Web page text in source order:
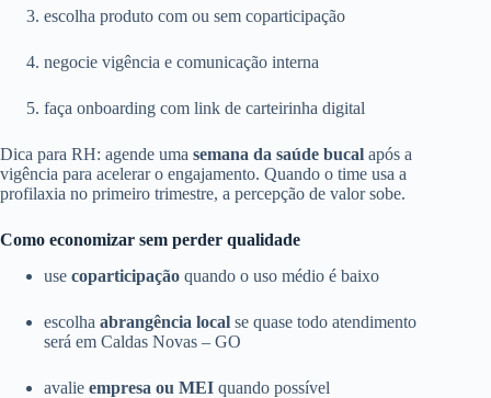
escolha produto com ou sem coparticipação
negocie vigência e comunicação interna
faça onboarding com link de carteirinha digital
Dica para RH: agende uma semana da saúde bucal após a
vigência para acelerar o engajamento. Quando o time usa a
profilaxia no primeiro trimestre, a percepção de valor sobe.
Como economizar sem perder qualidade
use coparticipação quando o uso médio é baixo
escolha abrangência local se quase todo atendimento
será em Caldas Novas – GO
avalie empresa ou MEI quando possível